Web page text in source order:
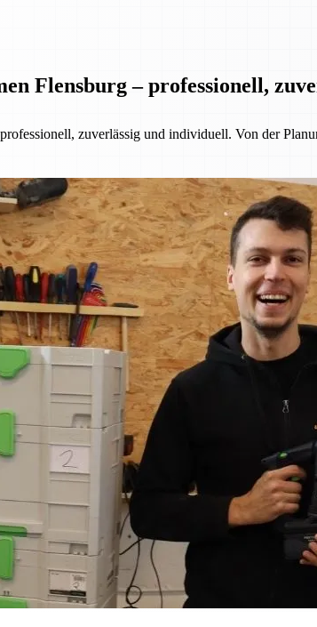
Flensburg – professionell,
zuverlässig und individuell. Von der